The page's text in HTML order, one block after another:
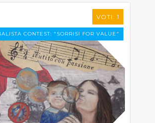
VOTI: 1
CONTEST: "SORRISI FOR VALUE"